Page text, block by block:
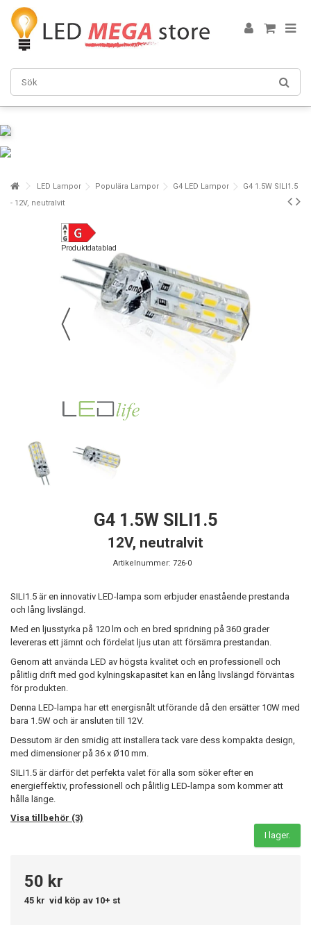
LED Lampor Populära Lampor G4 LED Lampor
G4 1.5W SILI1.5
- 12V, neutralvit
Produktdatablad
G4 1.5W SILI1.5
12V, neutralvit
Artikelnummer: 726-0
SILI1.5 är en innovativ LED-lampa som erbjuder enastående prestanda
och lång livslängd.
Med en ljusstyrka på 120 lm och en bred spridning på 360 grader
levereras ett jämnt och fördelat ljus utan att försämra prestandan.
Genom att använda LED av högsta kvalitet och en professionell och
pålitlig drift med god kylningskapasitet kan en lång livslängd förväntas
för produkten.
Denna LED-lampa har ett energisnålt utförande då den ersätter 10W med
bara 1.5W och är ansluten till 12V.
Dessutom är den smidig att installera tack vare dess kompakta design,
med dimensioner på 36 x Ø10 mm.
SILI1.5 är därför det perfekta valet för alla som söker efter en
energieffektiv, professionell och pålitlig LED-lampa som kommer att
hålla länge.
Visa tillbehör (3)
I lager.
50 kr
45 kr vid köp av 10+ st